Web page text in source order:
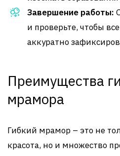
Завершение работы:
и проверьте, чтобы
аккуратно
Преимущества
мрамора
Гибкий мрамор – это не
красота, но и множество